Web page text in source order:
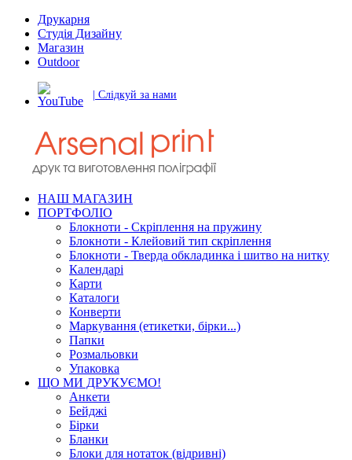
Друкарня
Студія Дизайну
Магазин
Outdoor
| Слідкуй за нами
НАШ МАГАЗИН
ПОРТФОЛІО
Блокноти - Скріплення на пружину
Блокноти - Клейовий тип скріплення
Блокноти - Тверда обкладинка і шитво на нитку
Календарі
Карти
Каталоги
Конверти
Маркування (етикетки, бірки...)
Папки
Розмальовки
Упаковка
ЩО МИ ДРУКУЄМО!
Анкети
Бейджі
Бірки
Бланки
Блоки для нотаток (відривні)